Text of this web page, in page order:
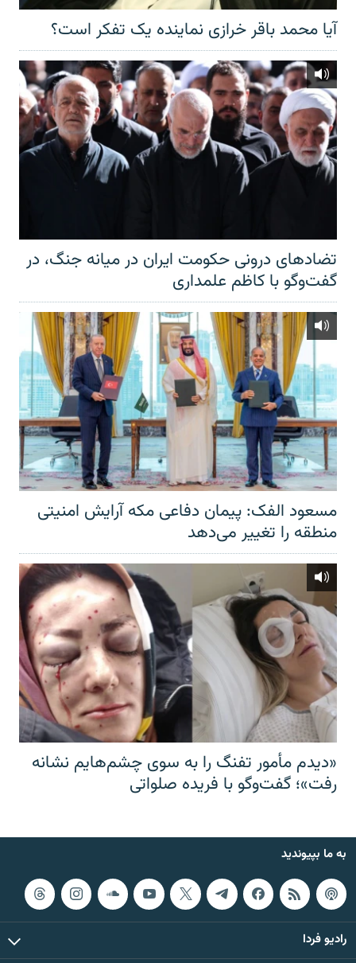
آیا محمد باقر خرازی نماینده یک تفکر است؟
تضادهای درونی حکومت ایران در میانه جنگ، در
گفت‌‌وگو با کاظم علمداری
مسعود الفک: پیمان دفاعی مکه آرایش امنیتی
منطقه را تغییر می‌دهد
«دیدم مأمور تفنگ را به سوی چشم‌هایم نشانه
رفت»؛ گفت‌و‌گو با فریده صلواتی
به ما بپیوندید
رادیو فردا